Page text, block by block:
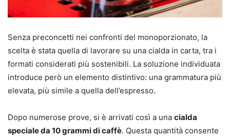
Senza preconcetti nei confronti del monoporzionato, la
scelta è stata quella di lavorare su una cialda in carta, tra i
formati considerati più sostenibili. La soluzione individuata
introduce però un elemento distintivo: una grammatura più
elevata, più simile a quella dell’espresso.
Dopo numerose prove, si è arrivati così a una cialda
speciale da 10 grammi di caffè. Questa quantità consente